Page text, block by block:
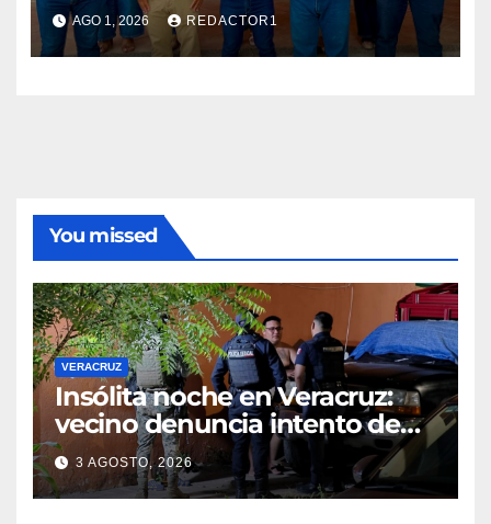
AGO 1, 2026 REDACTOR1
You missed
VERACRUZ
Insólita noche en Veracruz:
vecino denuncia intento de
cateo tras viralizar video
captado por cámaras de
seguridad
3 AGOSTO, 2026